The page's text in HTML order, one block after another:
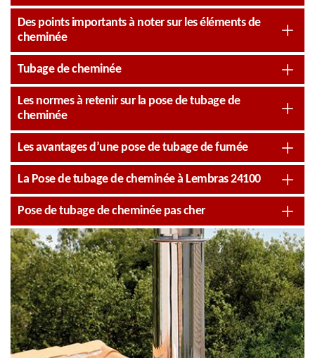
Des points importants à noter sur les éléments de
cheminée
Tubage de cheminée
Les normes à retenir sur la pose de tubage de
cheminée
Les avantages d’une pose de tubage de fumée
La Pose de tubage de cheminée à Lembras 24100
Pose de tubage de cheminée pas cher